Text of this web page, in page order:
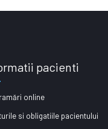
pacienti
online
si obligatiile pacientului